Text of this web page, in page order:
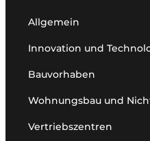
Allgemein
Innovation und
Bauvorhaben
Wohnungsbau und
Vertriebszentren